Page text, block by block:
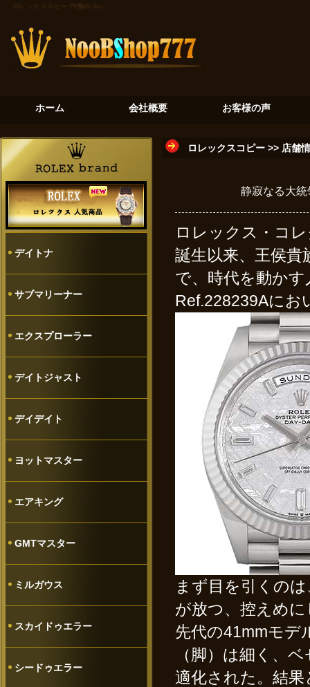
円熟のエレガンス：チェリーニ5116/8が示すロレックスの另一面
ホーム 会社概要 お客様の声
デイトナ
サブマリーナー
エクスプローラー
デイトジャスト
デイデイト
ヨットマスター
エアキング
GMTマスター
ミルガウス
スカイドゥエラー
シードゥエラー
ロレックスコピー >> 店舗
静寂なる大
ロレックス・コ
誕生以来、王侯
で、時代を動か
Ref.228239Aにお
まず目を引くの
が放つ、控えめ
先代の41mmモデ
（脚）は細く、
適化された。結